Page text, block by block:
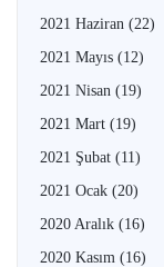
2021 Haziran (22)
2021 Mayıs (12)
2021 Nisan (19)
2021 Mart (19)
2021 Şubat (11)
2021 Ocak (20)
2020 Aralık (16)
2020 Kasım (16)